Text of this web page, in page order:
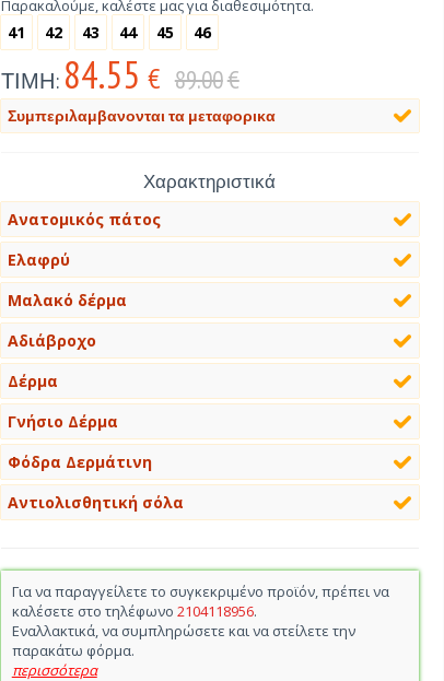
Παρακαλούμε, καλέστε μας για διαθεσιμότητα.
41 42 43 44 45 46
ΤΙΜΗ: 84.55 € 89.00€
Συμπεριλαμβανονται τα μεταφορικα
Χαρακτηριστικά
Ανατομικός πάτος
Ελαφρύ
Μαλακό δέρμα
Αδιάβροχο
Δέρμα
Γνήσιο Δέρμα
Φόδρα Δερμάτινη
Αντιολισθητική σόλα
Για να παραγγείλετε το συγκεκριμένο προϊόν, πρέπει να
καλέσετε στο τηλέφωνο 2104118956.
Εναλλακτικά, να συμπληρώσετε και να στείλετε την
παρακάτω φόρμα.
περισσότερα